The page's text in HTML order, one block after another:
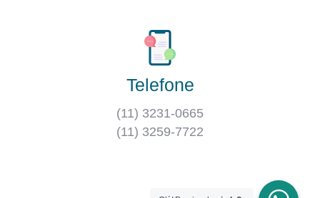
Telefone
(11) 3231-0665
(11) 3259-7722